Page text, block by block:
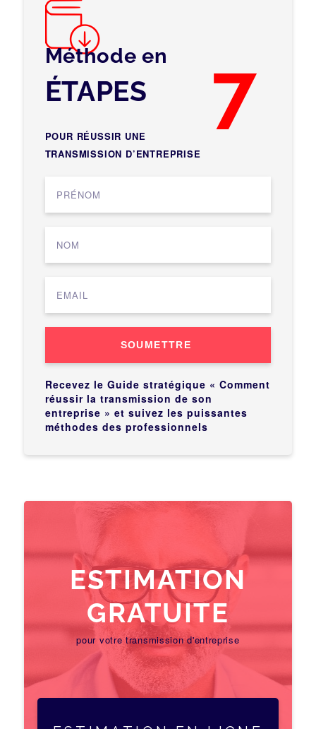
Méthode en 7
ÉTAPES
POUR RÉUSSIR UNE
TRANSMISSION D’ENTREPRISE
SOUMETTRE
Recevez le Guide stratégique « Comment
réussir la transmission de son
entreprise » et suivez les puissantes
méthodes des professionnels
ESTIMATION
GRATUITE
pour votre transmission d'entreprise